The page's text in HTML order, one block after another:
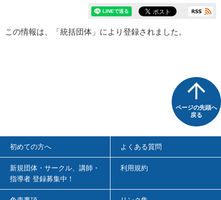
この情報は、「統括団体」により登録されました。
ページの先頭へ
戻る
初めての方へ よくある質問
新規団体・サークル、講師・
指導者 登録募集中！
利用規約